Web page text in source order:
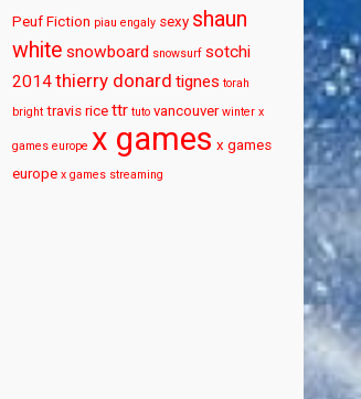
Peuf Fiction piau engaly sexy shaun
white snowboard snowsurf sotchi
2014thierry donard tignes torah
bright travis rice ttr tuto vancouver winter x
games europe x games x games
europe x games streaming